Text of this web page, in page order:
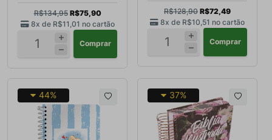
R$134,95 R$75,90
8x de R$11,01 no cartão
Comprar
R$128,90 R$72,49
8x de R$10,51 no cartão
Comprar
44% 37%